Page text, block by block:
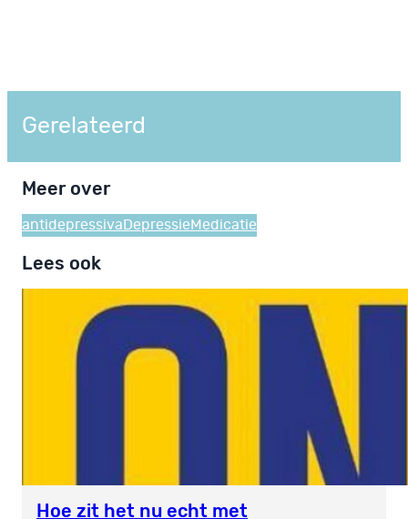
Gerelateerd
Meer over
antidepressiva Depressie Medicatie
Lees ook
Hoe zit het nu echt met